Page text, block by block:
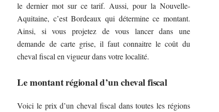
le dernier mot sur ce tarif. Aussi, pour la Nouvelle-
Aquitaine, c’est Bordeaux qui détermine ce montant.
Ainsi, si vous projetez de vous lancer dans une
demande de carte grise, il faut connaitre le coût du
cheval fiscal en vigueur dans votre localité.
Le montant régional d’un cheval fiscal
Voici le prix d’un cheval fiscal dans toutes les régions